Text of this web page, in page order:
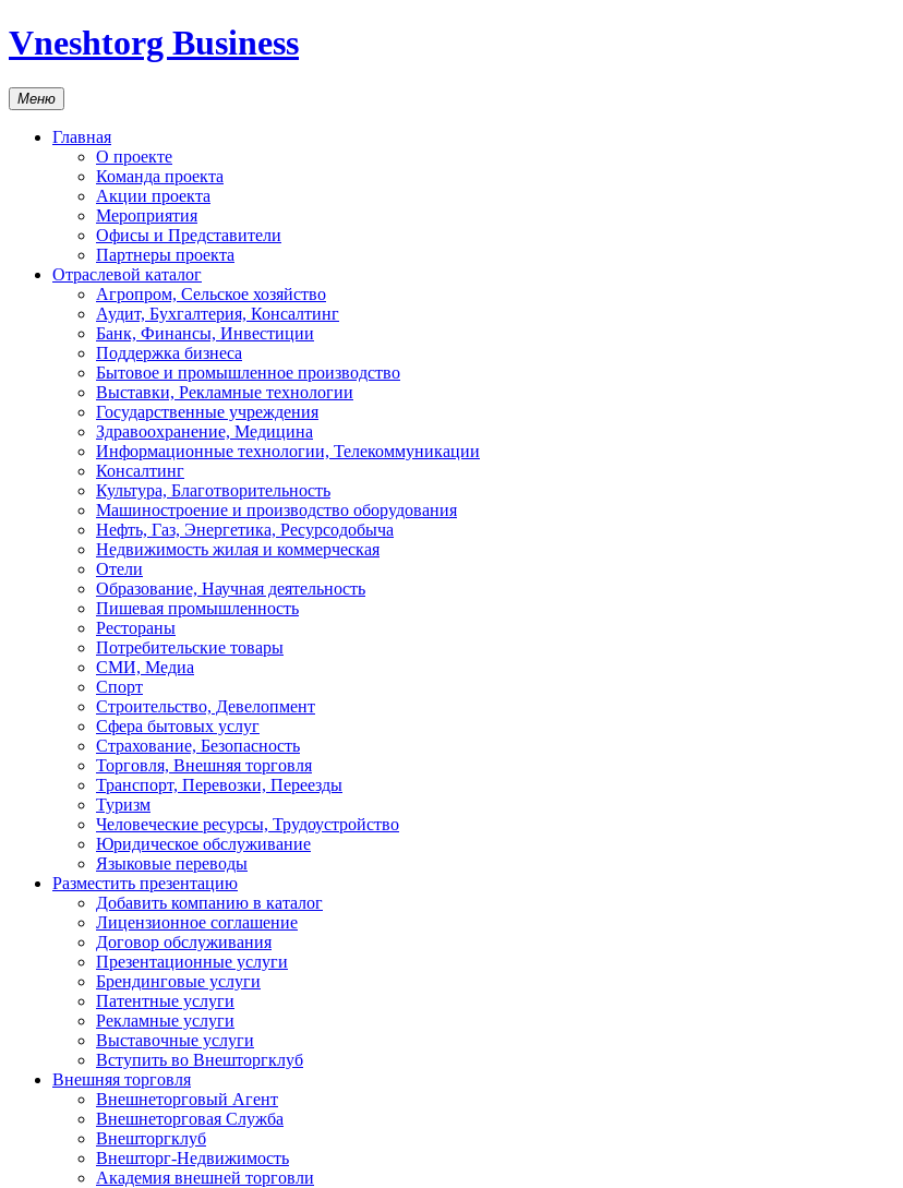
Vneshtorg Business
Меню
Главная
О проекте
Команда проекта
Акции проекта
Мероприятия
Офисы и Представители
Партнеры проекта
Отраслевой каталог
Агропром, Сельское хозяйство
Аудит, Бухгалтерия, Консалтинг
Банк, Финансы, Инвестиции
Поддержка бизнеса
Бытовое и промышленное производство
Выставки, Рекламные технологии
Государственные учреждения
Здравоохранение, Медицина
Информационные технологии, Телекоммуникации
Консалтинг
Культура, Благотворительность
Машиностроение и производство оборудования
Нефть, Газ, Энергетика, Ресурсодобыча
Недвижимость жилая и коммерческая
Отели
Образование, Научная деятельность
Пишевая промышленность
Рестораны
Потребительские товары
СМИ, Медиа
Спорт
Строительство, Девелопмент
Сфера бытовых услуг
Страхование, Безопасность
Торговля, Внешняя торговля
Транспорт, Перевозки, Переезды
Туризм
Человеческие ресурсы, Трудоустройство
Юридическое обслуживание
Языковые переводы
Разместить презентацию
Добавить компанию в каталог
Лицензионное соглашение
Договор обслуживания
Презентационные услуги
Брендинговые услуги
Патентные услуги
Рекламные услуги
Выставочные услуги
Вступить во Внешторгклуб
Внешняя торговля
Внешнеторговый Агент
Внешнеторговая Служба
Внешторгклуб
Внешторг-Недвижимость
Академия внешней торговли